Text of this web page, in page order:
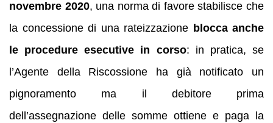
novembre 2020, una norma di favore stabilisce che
la concessione di una rateizzazione blocca anche
le procedure esecutive in corso: in pratica, se
l’Agente della Riscossione ha già notificato un
pignoramento ma il debitore prima
dell’assegnazione delle somme ottiene e paga la